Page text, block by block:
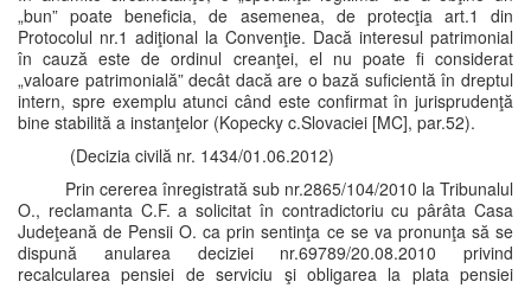
„bun” poate beneficia, de asemenea, de protecţia art.1 din
Protocolul nr.1 adiţional la Convenţie. Dacă interesul patrimonial
în cauză este de ordinul creanţei, el nu poate fi considerat
„valoare patrimonială” decât dacă are o bază suficientă în dreptul
intern, spre exemplu atunci când este confirmat în jurisprudenţă
bine stabilită a instanţelor (Kopecky c.Slovaciei [MC], par.52).
(Decizia civilă nr. 1434/01.06.2012)
Prin cererea înregistrată sub nr.2865/104/2010 la Tribunalul
O., reclamanta C.F. a solicitat în contradictoriu cu pârâta Casa
Judeţeană de Pensii O. ca prin sentinţa ce se va pronunţa să se
dispună anularea deciziei nr.69789/20.08.2010 privind
recalcularea pensiei de serviciu şi obligarea la plata pensiei